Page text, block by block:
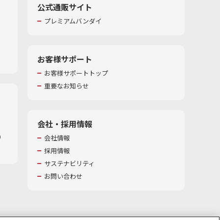
公式通販サイト
プレミアムバンダイ
お客様サポート
お客様サポートトップ
重要なお知らせ
会社・採用情報
会社情報
採用情報
サステナビリティ
お問い合わせ